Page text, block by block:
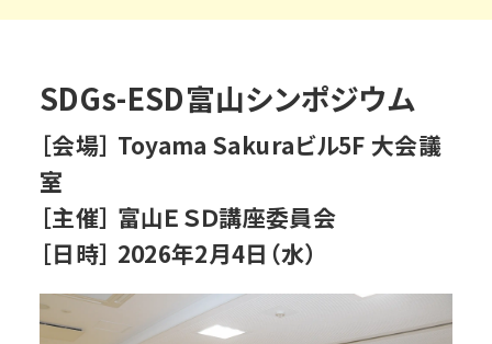
SDGs-ESD富山シンポジウム
［会場］ Toyama Sakuraビル5F 大会議
室
［主催］ 富山ＥＳＤ講座委員会
［日時］ 2026年2月4日（水）